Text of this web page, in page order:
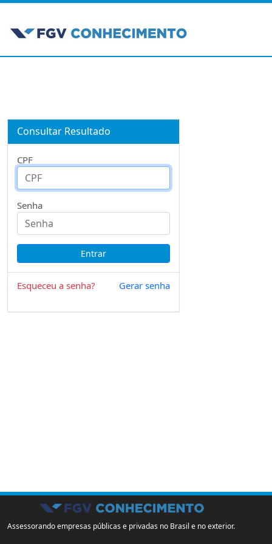
Consultar Resultado
CPF
Senha
Esqueceu a senha? Gerar senha
Assessorando empresas públicas e privadas no Brasil e no exterior.